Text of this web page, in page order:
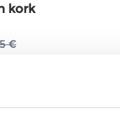
kork
€